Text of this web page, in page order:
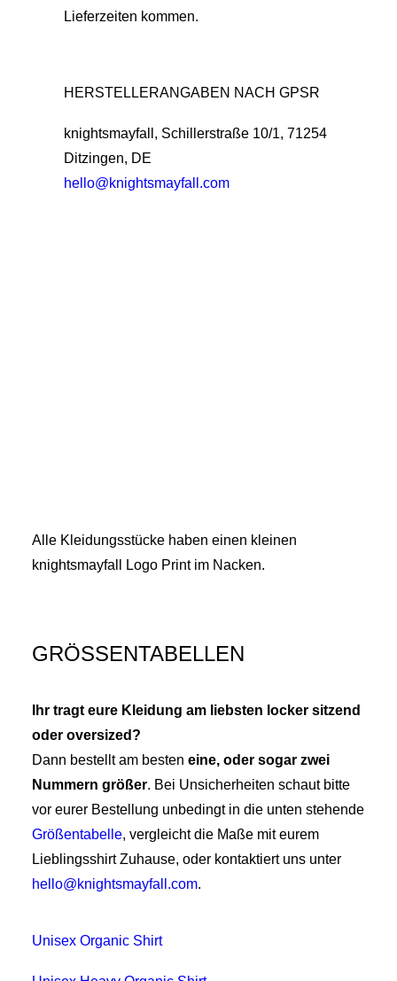
Lieferzeiten kommen.
HERSTELLERANGABEN NACH GPSR
knightsmayfall, Schillerstraße 10/1, 71254
Ditzingen, DE
hello@knightsmayfall.com
Alle Kleidungsstücke haben einen kleinen
knightsmayfall Logo Print im Nacken.
GRÖSSENTABELLEN
Ihr tragt eure Kleidung am liebsten locker sitzend
oder oversized?
Dann bestellt am besten eine, oder sogar zwei
Nummern größer. Bei Unsicherheiten schaut bitte
vor eurer Bestellung unbedingt in die unten stehende
Größentabelle, vergleicht die Maße mit eurem
Lieblingsshirt Zuhause, oder kontaktiert uns unter
hello@knightsmayfall.com.
Unisex Organic Shirt